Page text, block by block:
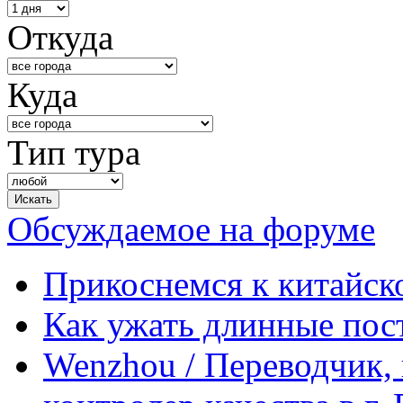
Откуда
Куда
Тип тура
Обсуждаемое на форуме
Прикоснемся к
Как ужать длинные
Wenzhou / Переводчик,